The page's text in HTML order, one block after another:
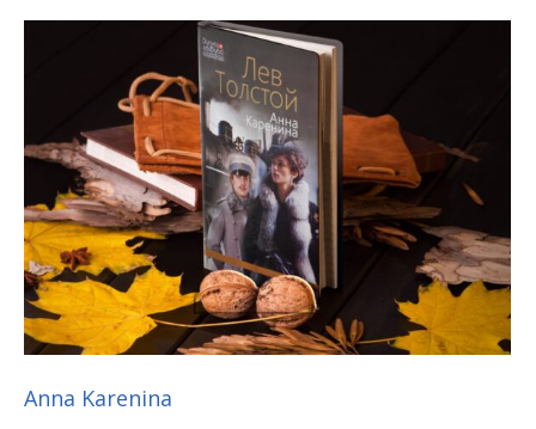
Anna Karenina